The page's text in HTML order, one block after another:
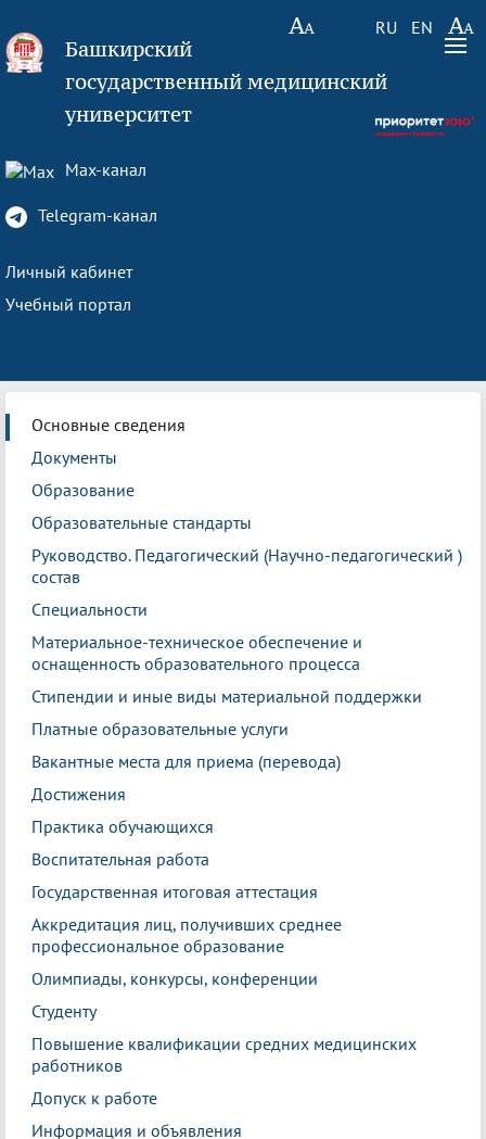
RU EN
Башкирский
государственный медицинский
университет
Max-канал
Telegram-канал
Личный кабинет
Учебный портал
Основные сведения
Документы
Образование
Образовательные стандарты
Руководство. Педагогический (Научно-педагогический )
состав
Специальности
Материальное-техническое обеспечение и
оснащенность образовательного процесса
Стипендии и иные виды материальной поддержки
Платные образовательные услуги
Вакантные места для приема (перевода)
Достижения
Практика обучающихся
Воспитательная работа
Государственная итоговая аттестация
Аккредитация лиц, получивших среднее
профессиональное образование
Олимпиады, конкурсы, конференции
Студенту
Повышение квалификации средних медицинских
работников
Допуск к работе
Информация и объявления